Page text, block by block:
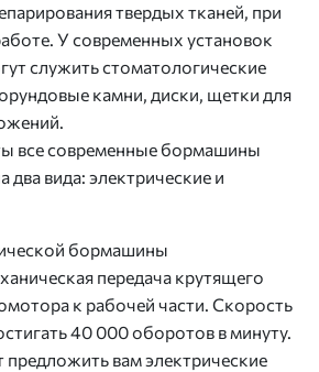
твердых тканей, при
У современных установок
служить стоматологические
камни, диски, щетки для
все современные бормашины
два вида: электрические и
бормашины
передача крутящего
к рабочей части. Скорость
40 000 оборотов в минуту.
вам электрические